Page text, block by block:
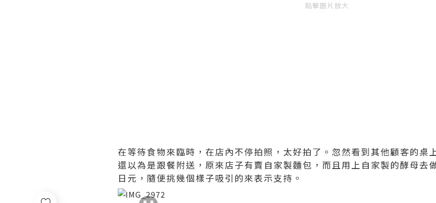
點擊圖片放大
在等待食物來臨時，在店內不停拍照，太好拍了。忽然看到其他顧客的桌
還以為是跟餐附送，原來店子有賣自家製麵包，而且用上自家製的酵母去
日元，隨便挑幾個樣子吸引的來表示支持。